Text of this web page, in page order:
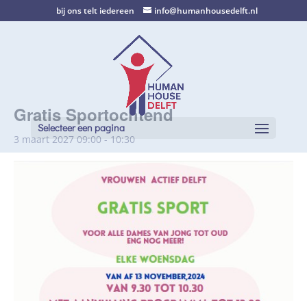
bij ons telt iedereen info@humanhousedelft.nl
Selecteer een pagina
Gratis Sportochtend
3 maart 2027 09:00 - 10:30